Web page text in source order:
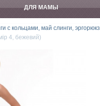
с кольцами, май слинги,
4, бежевий)
ДЛЯ МАМЫ